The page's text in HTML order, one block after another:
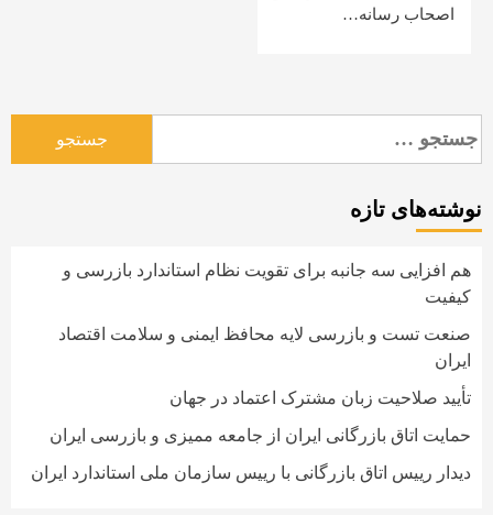
اصحاب رسانه…
جستجو
برای:
نوشته‌های تازه
هم افزایی سه جانبه برای تقویت نظام استاندارد بازرسی و
کیفیت
صنعت تست و بازرسی لایه محافظ ایمنی و سلامت اقتصاد
ایران
تأیید صلاحیت زبان مشترک اعتماد در جهان
حمایت اتاق بازرگانی ایران از جامعه ممیزی و بازرسی ایران
دیدار رییس اتاق بازرگانی با رییس سازمان ملی استاندارد ایران